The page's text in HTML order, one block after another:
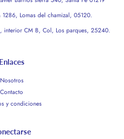
1286, Lomas del chamizal, 05120.
interior CM B, Col, Los parques, 25240.
Enlaces
Nosotros
Contacto
y condiciones